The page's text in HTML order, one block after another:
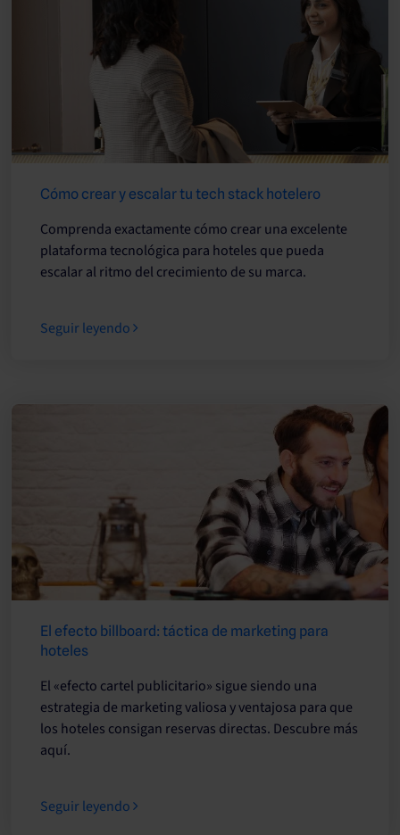
Cómo crear y escalar tu tech stack hotelero
Comprenda exactamente cómo crear una excelente
plataforma tecnológica para hoteles que pueda
escalar al ritmo del crecimiento de su marca.
Seguir leyendo
El efecto billboard: táctica de marketing para
hoteles
El «efecto cartel publicitario» sigue siendo una
estrategia de marketing valiosa y ventajosa para que
los hoteles consigan reservas directas. Descubre más
aquí.
Seguir leyendo